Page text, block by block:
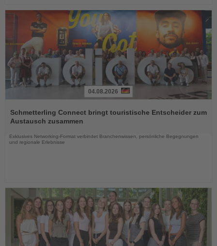
Sie
die
04.08.2026
Schmetterling Connect bringt touristische Entscheider zum
Austausch zusammen
Exklusives Networking-Format verbindet Branchenwissen, persönliche Begegnungen
und regionale Erlebnisse